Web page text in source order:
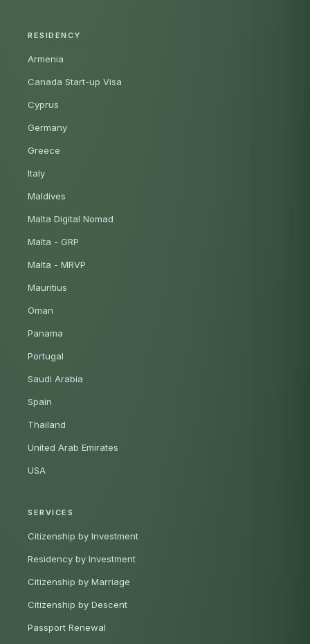
RESIDENCY
Armenia
Canada Start-up Visa
Cyprus
Germany
Greece
Italy
Maldives
Malta Digital Nomad
Malta - GRP
Malta - MRVP
Mauritius
Oman
Panama
Portugal
Saudi Arabia
Spain
Thailand
United Arab Emirates
USA
SERVICES
Citizenship by Investment
Residency by Investment
Citizenship by Marriage
Citizenship by Descent
Passport Renewal